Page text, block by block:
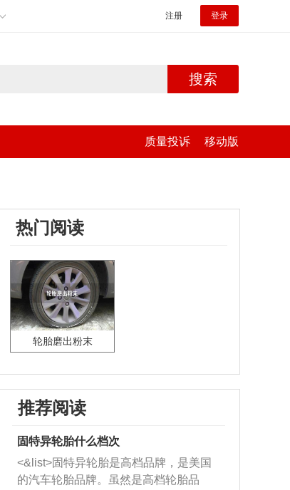
注册 登录
搜索
质量投诉 移动版
热门阅读
轮胎磨出粉末
推荐阅读
固特异轮胎什么档次
<&list>固特异轮胎是高档品牌，是美国
的汽车轮胎品牌。虽然是高档轮胎品